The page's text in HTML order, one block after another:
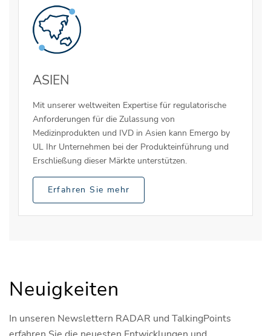
ASIEN
Mit unserer weltweiten Expertise für regulatorische
Anforderungen für die Zulassung von
Medizinprodukten und IVD in Asien kann Emergo by
UL Ihr Unternehmen bei der Produkteinführung und
Erschließung dieser Märkte unterstützen.
Erfahren Sie mehr
Neuigkeiten
In unseren Newslettern RADAR und TalkingPoints